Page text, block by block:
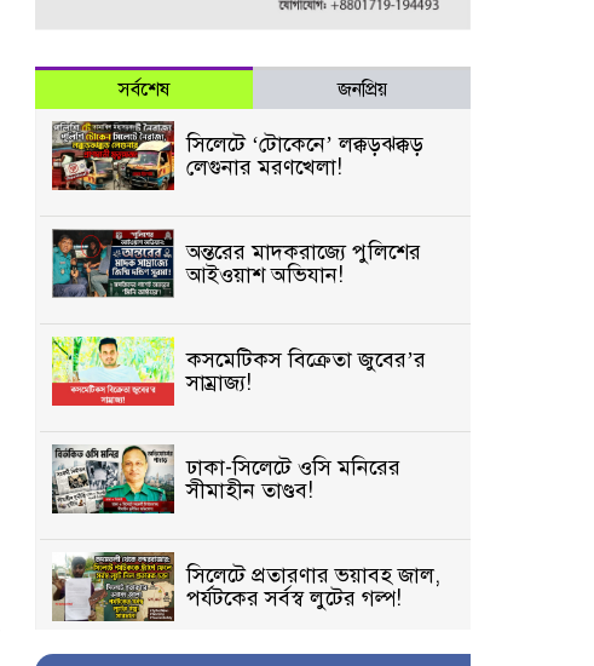
সর্বশেষ জনপ্রিয়
সিলেটে ‘টোকেনে’ লক্কড়ঝক্কড়
লেগুনার মরণখেলা!
অন্তরের মাদকরাজ্যে পুলিশের
আইওয়াশ অভিযান!
কসমেটিকস বিক্রেতা জুবের’র
সাম্রাজ্য!
ঢাকা-সিলেটে ওসি মনিরের
সীমাহীন তাণ্ডব!
সিলেটে প্রতারণার ভয়াবহ জাল,
পর্যটকের সর্বস্ব লুটের গল্প!